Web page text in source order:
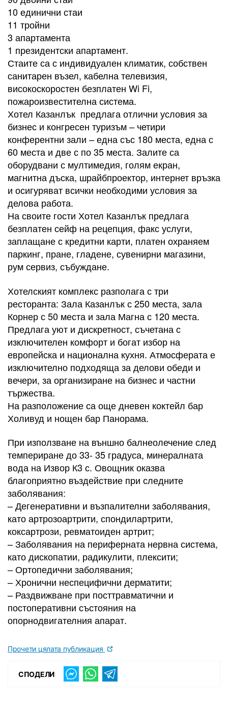
10 единични стаи
11 тройни
3 апартамента
1 президентски апартамент.
Стаите са с индивидуален климатик, собствен
санитарен възел, кабелна телевизия,
високоскоростен безплатен Wi Fi,
пожароизвестителна система.
Хотел Казанлък предлага отлични условия за
бизнес и конгресен туризъм – четири
конферентни зали – една със 180 места, една с
60 места и две с по 35 места. Залите са
оборудвани с мултимедия, голям екран,
магнитна дъска, шрайбпроектор, интернет връзка
и осигуряват всички необходими условия за
делова работа.
На своите гости Хотел Казанлък предлага
безплатен сейф на рецепция, факс услуги,
заплащане с кредитни карти, платен охраняем
паркинг, пране, гладене, сувенирни магазини,
рум сервиз, събуждане.
Хотелският комплекс разполага с три
ресторанта: Зала Казанлък с 250 места, зала
Корнер с 50 места и зала Магна с 120 места.
Предлага уют и дискретност, съчетана с
изключителен комфорт и богат избор на
европейска и национална кухня. Атмосферата е
изключително подходяща за делови обеди и
вечери, за организиране на бизнес и частни
тържества.
На разположение са още дневен коктейл бар
Холивуд и нощен бар Панорама.
При използване на външно балнеолечение след
темпериране до 33- 35 градуса, минералната
вода на Извор К3 с. Овощник оказва
благоприятно въздействие при следните
заболявания:
– Дегенеративни и възпалителни заболявания,
като артрозоартрити, спондилартрити,
коксартрози, ревматоиден артрит;
– Заболявания на периферната нервна система,
като дископатии, радикулити, плексити;
– Ортопедични заболявания;
– Хронични неспецифични дерматити;
– Раздвижване при посттравматични и
постоперативни състояния на
опорнодвигателния апарат.
Прочети цялата публикация
СПОДЕЛИ